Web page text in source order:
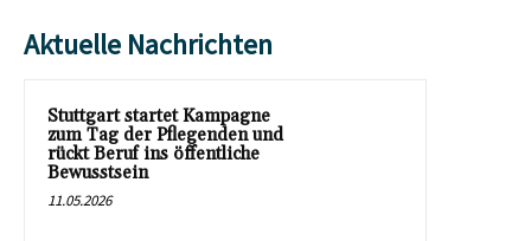
Aktuelle Nachrichten
Stuttgart startet Kampagne
zum Tag der Pflegenden und
rückt Beruf ins öffentliche
Bewusstsein
11.05.2026